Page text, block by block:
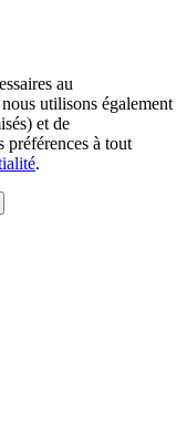
au
utilisons également
et de
à tout
.